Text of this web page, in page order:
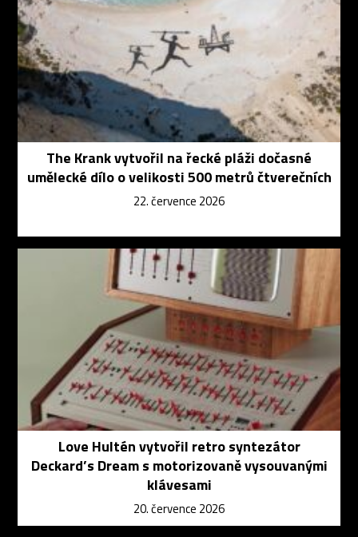
The Krank vytvořil na řecké pláži dočasné
umělecké dílo o velikosti 500 metrů čtverečních
22. července 2026
Love Hultén vytvořil retro syntezátor
Deckard’s Dream s motorizovaně vysouvanými
klávesami
20. července 2026